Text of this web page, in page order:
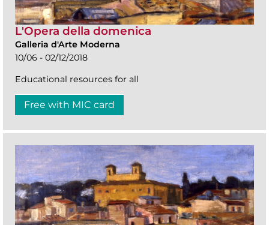
L'Opera della domenica
Galleria d'Arte Moderna
10/06 - 02/12/2018
Educational resources for all
Free with MIC card